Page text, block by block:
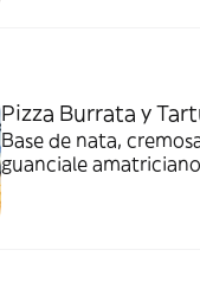
Pizza Burrata y
Base de nata,
guanciale